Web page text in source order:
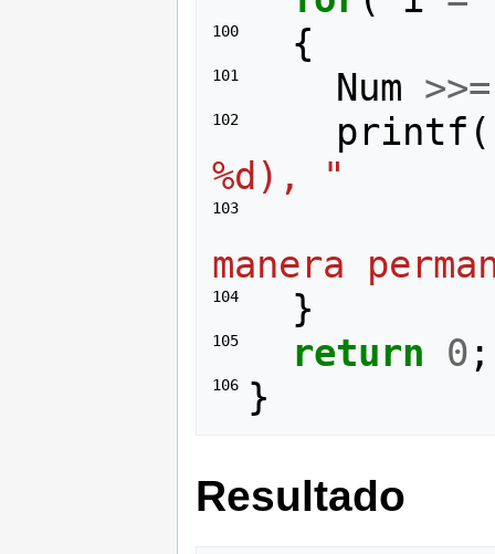
100 {
101 Num >>=
102 printf (
%d), "
103
manera
104 }
105 return 0 ;
106 }
Resultado